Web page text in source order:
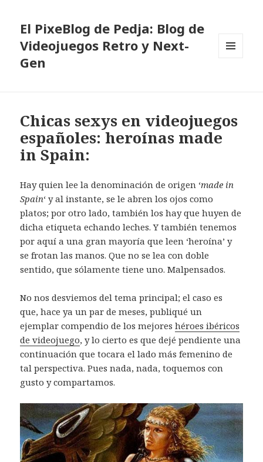
El PixeBlog de Pedja: Blog de
Videojuegos Retro y Next-
Gen
Chicas sexys en videojuegos
españoles: heroínas made
in Spain:
Hay quien lee la denominación de origen ‘made in
Spain‘ y al instante, se le abren los ojos como
platos; por otro lado, también los hay que huyen de
dicha etiqueta echando leches. Y también tenemos
por aquí a una gran mayoría que leen ‘heroína’ y
se frotan las manos. Que no se lea con doble
sentido, que sólamente tiene uno. Malpensados.
No nos desviemos del tema principal; el caso es
que, hace ya un par de meses, publiqué un
ejemplar compendio de los mejoreshéroes ibéricos
de videojuego, y lo cierto es que dejé pendiente una
continuación que tocara el lado más femenino de
tal perspectiva. Pues nada, nada, toquemos con
gusto y compartamos.